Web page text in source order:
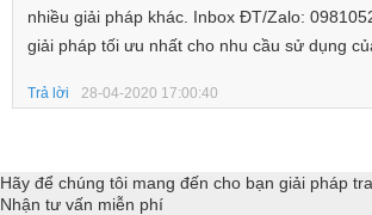
nhiều giải pháp khác. Inbox ĐT/Zalo:
giải pháp tối ưu nhất cho nhu cầu sử dụng
Trả lời 28-04-2020 17:00:40
Hãy để chúng tôi mang đến cho bạn giải pháp
Nhận tư vấn miễn phí